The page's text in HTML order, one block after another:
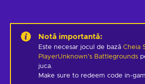
Notă importantă:
Este necesar jocul de bază Cheia
PlayerUnknown's Battlegrounds
juca.
Make sure to redeem code in-